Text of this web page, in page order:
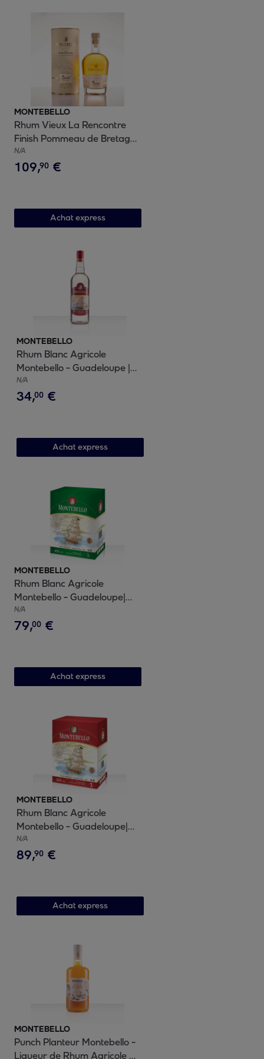
MONTEBELLO
Rhum Vieux La Rencontre
Finish Pommeau de Bretagne
AOC| 49,1% vol | 50cl
N/A
109,90 €
Achat express
MONTEBELLO
Rhum Blanc Agricole
Montebello - Guadeloupe |
50% vol | 100cl
N/A
34,00 €
Achat express
MONTEBELLO
Rhum Blanc Agricole
Montebello - Guadeloupe|
40% vol | 300cl
N/A
79,00 €
Achat express
MONTEBELLO
Rhum Blanc Agricole
Montebello - Guadeloupe|
50% vol | 300cl
N/A
89,90 €
Achat express
MONTEBELLO
Punch Planteur Montebello -
Liqueur de Rhum Agricole de